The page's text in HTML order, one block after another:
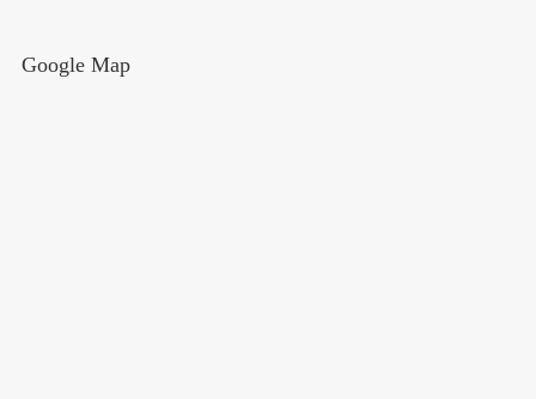
Google Map